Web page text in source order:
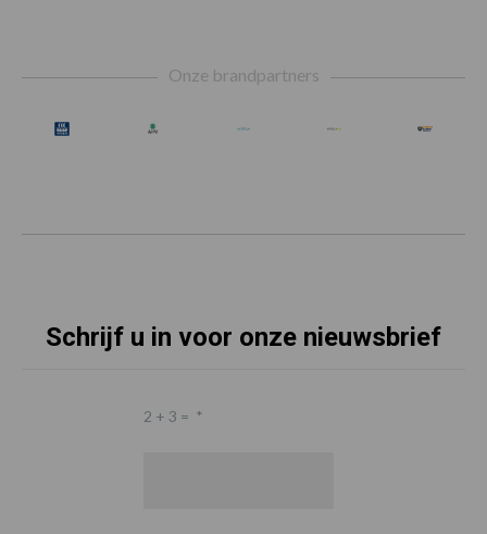
Onze brandpartners
Schrijf u in voor onze nieuwsbrief
2 + 3 = *